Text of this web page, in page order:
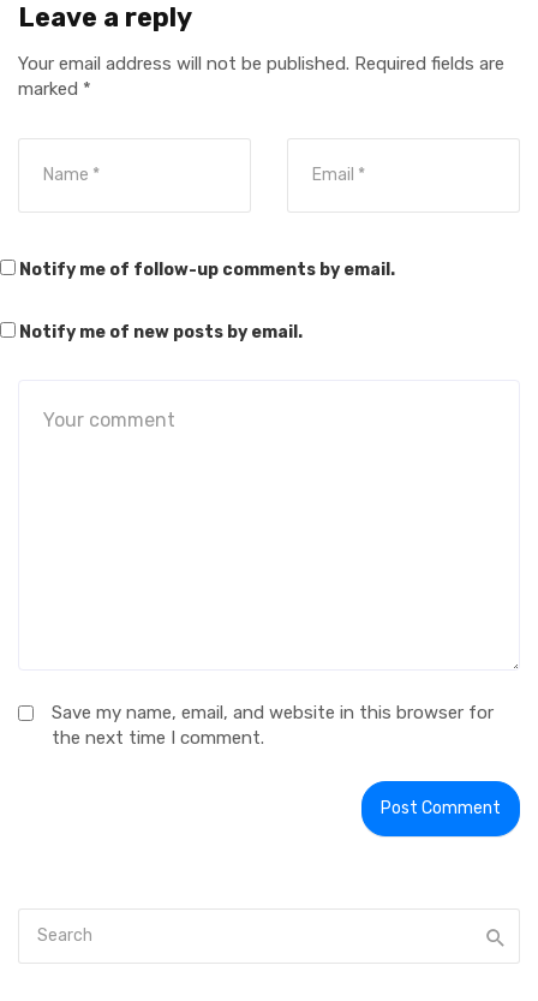
Leave a reply
Your email address will not be published. Required fields are
marked *
Save my name, email, and website in this browser for
the next time I comment.
Notify me of follow-up comments by email.
Notify me of new posts by email.